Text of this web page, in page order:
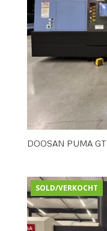
DOOSAN PUMA
SOLD/VERKOCHT